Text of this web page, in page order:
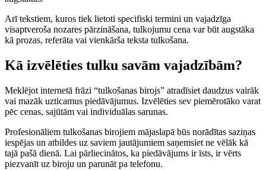
Arī tekstiem, kuros tiek lietoti specifiski termini un vajadzīga
visaptveroša nozares pārzināšana, tulkojumu cena var būt augstāka
kā prozas, referāta vai vienkārša teksta tulkošana.
Kā izvēlēties tulku savām vajadzībām?
Meklējot internetā frāzi “tulkošanas birojs” atradīsiet daudzus vairāk
vai mazāk uzticamus piedāvājumus. Izvēlēties sev piemērotāko varat
pēc cenas, sajūtām vai individuālas sarunas.
Profesionāliem tulkošanas birojiem mājaslapā būs norādītas saziņas
iespējas un atbildes uz saviem jautājumiem saņemsiet ne vēlāk kā
tajā pašā dienā. Lai pārliecinātos, ka piedāvājums ir īsts, ir vērts
piezvanīt uz biroju un parunāt pa telefonu.